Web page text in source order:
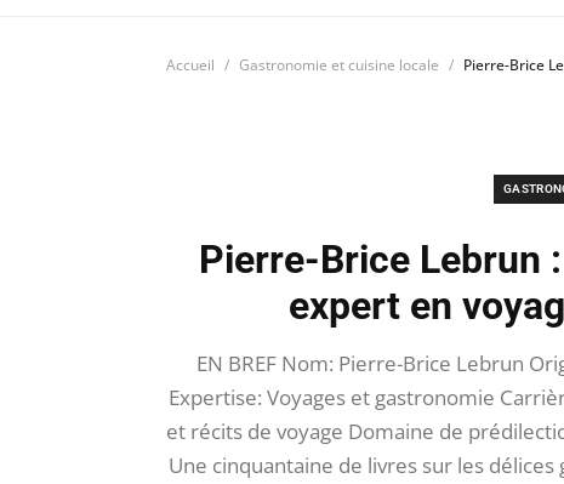
Accueil Gastronomie et cuisine locale Pierre-Brice
Pierre-Brice Lebrun
expert en
EN BREF Nom: Pierre-Brice Lebrun
Expertise: Voyages et gastronomie
et récits de voyage Domaine de
Une cinquantaine de livres sur les